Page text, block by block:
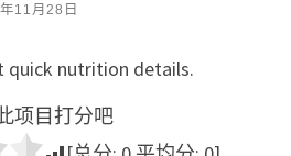
11月28日
quick nutrition details.
项目打分吧